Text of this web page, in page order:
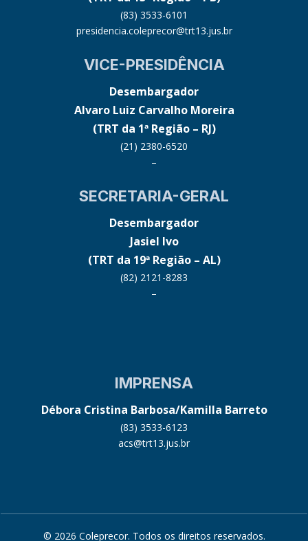
(83) 3533-6101
presidencia.coleprecor@trt13.jus.br
VICE-PRESIDÊNCIA
Desembargador
Alvaro Luiz Carvalho Moreira
(TRT da 1ª Região – RJ)
(21) 2380-6520
–
SECRETARIA-GERAL
Desembargador
Jasiel Ivo
(TRT da 19ª Região – AL)
(82) 2121-8283
–
IMPRENSA
Débora Cristina Barbosa/Kamilla Barreto
(83) 3533-6123
acs@trt13.jus.br
© 2026 Coleprecor. Todos os direitos reservados.